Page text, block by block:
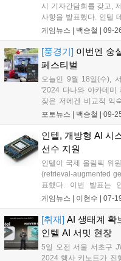
시 기자간담회를 갖고,
사항을 발표했다. 인텔
상무는 "지난 6월 E코어
라인업이 좀 더 풍성해
디 3 제품을 출시함으로
택지를 제공할 수 있게
제품을 탑재한 서버를
제품의 강점을 빠른 시
혔다....
게임뉴스 | 백승철 | 09-
[풍경기] 이번엔 숭
페스티벌
오늘인 9월 18일(수),
'2024 다나와 아카데미
잦은 저에겐 비교적 익
가지가 다르더라고요.
다. 특히 요즘은 학생들
없는 환경인 만큼, 선호
또렷하더라고요. 물론
들은 얘기입니다....
포토뉴스 | 백승철 | 09-
인텔, 개방형 AI 시
선수 지원
인텔이 국제 올림픽 위
(retrieval-augmented
표했다. 이번 발표는
accelerators)와 인텔®
게임뉴스 | 이현수 | 07-
[취재] AI 생태계 확
인텔 AI 서밋 현장
5일 오전 서울 서초구
2024 행사 키노트가 진